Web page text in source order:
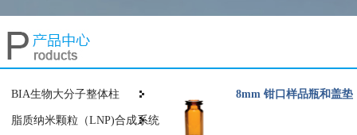
BIA生物大分子整体柱
脂质纳米颗粒（LNP)合成系统
8mm 钳口样品瓶和盖垫